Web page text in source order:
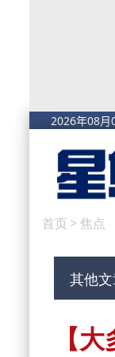
首页 > 焦点
其他
【